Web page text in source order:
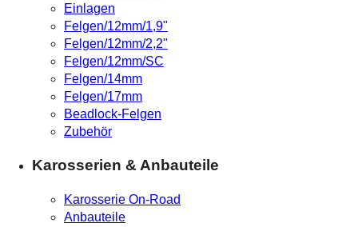
Einlagen
Felgen/12mm/1,9"
Felgen/12mm/2,2"
Felgen/12mm/SC
Felgen/14mm
Felgen/17mm
Beadlock-Felgen
Zubehör
Karosserien & Anbauteile
Karosserie On-Road
Anbauteile